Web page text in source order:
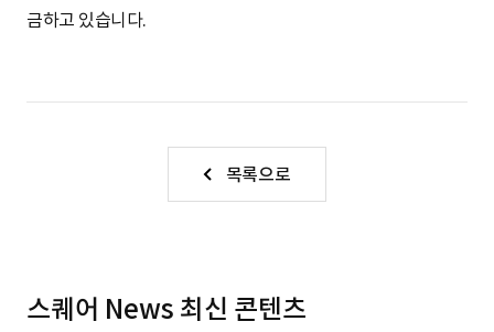
V
y
금하고 있습니다.
목록으로
스퀘어 News 최신 콘텐츠